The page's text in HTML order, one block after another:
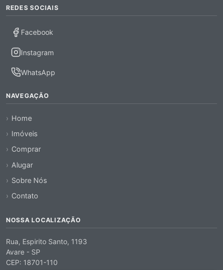
REDES SOCIAIS
Facebook
Instagram
WhatsApp
NAVEGAÇÃO
Home
Imóveis
Comprar
Alugar
Sobre Nós
Contato
NOSSA LOCALIZAÇÃO
Rua, Espirito Santo, 1193
Avare - SP
CEP: 18701-110